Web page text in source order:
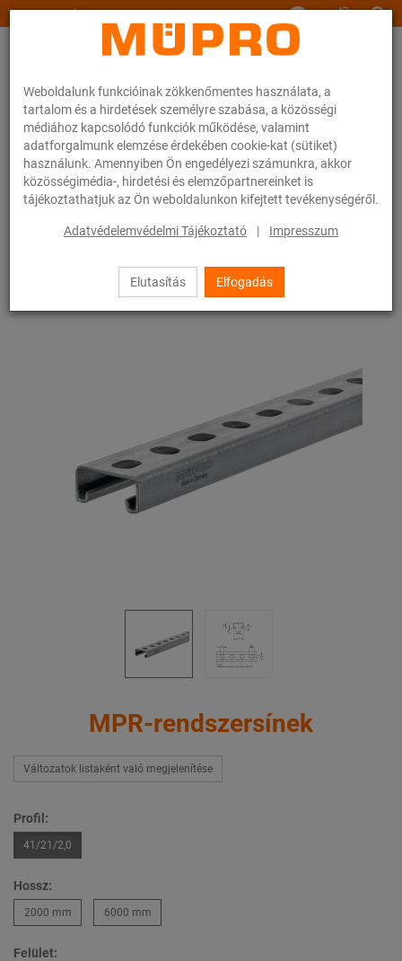
Weboldalunk funkcióinak zökkenőmentes használata, a
tartalom és a hirdetések személyre szabása, a közösségi
médiához kapcsolódó funkciók működése, valamint
adatforgalmunk elemzése érdekében cookie-kat (sütiket)
használunk. Amennyiben Ön engedélyezi számunkra, akkor
közösségimédia-, hirdetési és elemzőpartnereinket is
tájékoztathatjuk az Ön weboldalunkon kifejtett tevékenységéről.
Adatvédelemvédelmi Tájékoztató | Impresszum
Elutasítás Elfogadás
www.muepro.hu
Webáruhàz Rögzítéstechnika
Rozsdamentes termékek
Nemesacél szerelősínek
MPR-rendszersínek
MPR-rendszersínek
Változatok listaként való megjelenítése
Profil:
41/21/2,0
Hossz:
2000 mm 6000 mm
Felület: